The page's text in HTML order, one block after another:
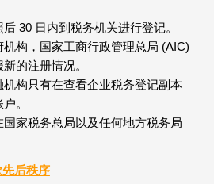
30 日内到税务机关进行登记。
构，国家工商行政管理总局 (AIC)
的注册情况。
构只有在查看企业税务登记副本
。
家税务总局以及任何地方税务局
后秩序